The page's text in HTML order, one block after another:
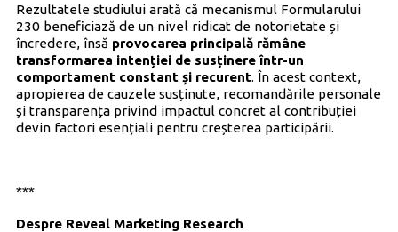
Rezultatele studiului arată că mecanismul Formularului
230 beneficiază de un nivel ridicat de notorietate și
încredere, însă provocarea principală rămâne
transformarea intenției de susținere într-un
comportament constant și recurent. În acest context,
apropierea de cauzele susținute, recomandările personale
și transparența privind impactul concret al contribuției
devin factori esențiali pentru creșterea participării.
***
Despre Reveal Marketing Research